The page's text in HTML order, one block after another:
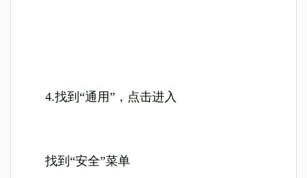
4.找到“通用”，点击进入
找到“安全”菜单